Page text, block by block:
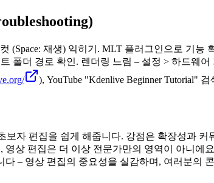
(Space: 재생) 익히기. MLT 플러그인으로 기능
폴더 경로 확인. 렌더링 느림 – 설정 > 하드웨어
), YouTube "Kdenlive Beginner Tutorial" 검
자 편집을 쉽게 해줍니다. 강점은 확장성과
상 편집은 더 이상 전문가만의 영역이 아니
다 – 영상 편집의 중요성을 실감하며, 여러분